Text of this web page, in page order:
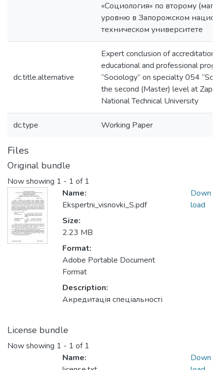
«Социология» по второму
уровню в Запорожском
техническом университете
dc.title.alternative
Expert conclusion of accreditation
educational and professional
“Sociology” on specialty 054
the second (Master) level at
National Technical University
dc.type Working Paper
Files
Original bundle
Now showing 1 - 1 of 1
Name:
Ekspertni_visnovki_S.pdf
Size:
2.23 MB
Format:
Adobe Portable Document
Format
Description:
Акредитація спеціальності
Down
load
License bundle
Now showing 1 - 1 of 1
Name:
Down